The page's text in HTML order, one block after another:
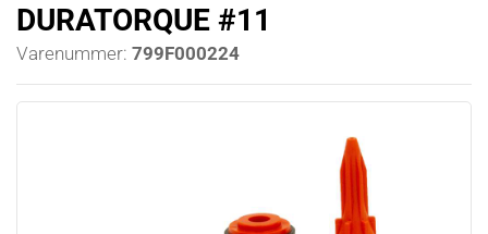
DURATORQUE #11
Varenummer: 799F000224